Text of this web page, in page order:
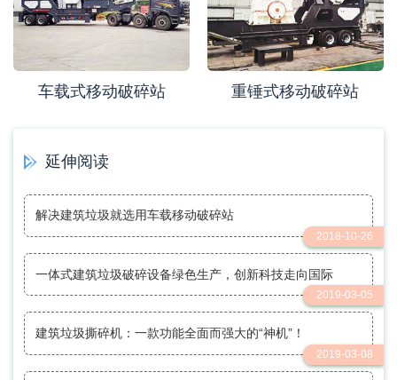
车载式移动破碎站 重锤式移动破碎站
延伸阅读
解决建筑垃圾就选用车载移动破碎站
2018-10-26
一体式建筑垃圾破碎设备绿色生产，创新科技走向国际
2019-03-05
建筑垃圾撕碎机：一款功能全面而强大的“神机”！
2019-03-08